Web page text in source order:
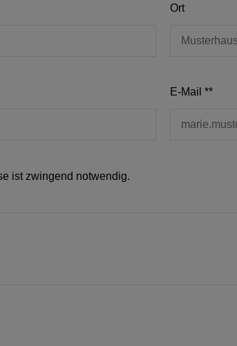
Ort
E-Mail **
ist zwingend notwendig.